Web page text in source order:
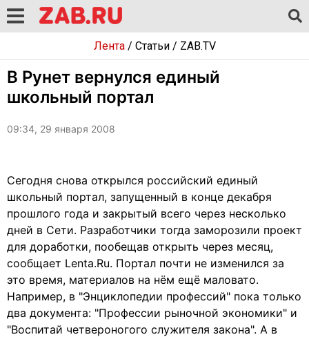
Лента/ Статьи/ ZAB.TV
В Рунет вернулся единый
школьный портал
09:34, 29 января 2008
Сегодня снова открылся российский единый
школьный портал, запущенный в конце декабря
прошлого года и закрытый всего через несколько
дней в Сети. Разработчики тогда заморозили проект
для доработки, пообещав открыть через месяц,
сообщает Lenta.Ru. Портал почти не изменился за
это время, материалов на нём ещё маловато.
Например, в "Энциклопедии профессий" пока только
два документа: "Профессии рыночной экономики" и
"Воспитай четвероногого служителя закона". А в